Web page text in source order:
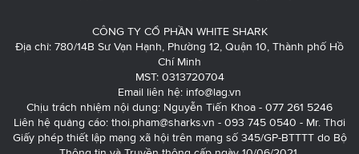
CÔNG TY CỔ PHẦN WHITE SHARK
Địa chỉ: 780/14B Sư Vạn Hạnh, Phường 12, Quận 10, Thành phố Hồ
Chí Minh
MST: 0313720704
Email liên hệ: info@lag.vn
Chịu trách nhiệm nội dung: Nguyễn Tiến Khoa - 077 261 5246
Liên hệ quảng cáo: thoi.pham@sharks.vn - 093 745 0540 - Mr. Thơi
Giấy phép thiết lập mạng xã hội trên mạng số 345/GP-BTTTT do Bộ